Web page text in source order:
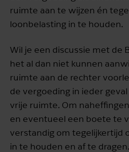
ruimte aan te wijzen én
loonbelasting in te houden.
Wil je een discussie met de
het al dan niet kunnen
ruimte aan de rechter
de vergoeding in ieder
vrije ruimte. Om
en eventueel een boete te
verstandig om tegelijkertijd
in te houden en af te dragen.